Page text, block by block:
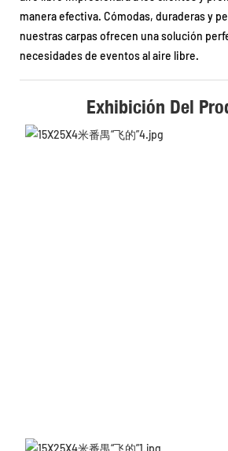
manera efectiva. Cómodas, duraderas y
nuestras carpas ofrecen una solución
necesidades de eventos al aire libre.
Exhibición Del